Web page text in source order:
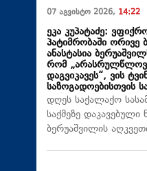
07 აგვისტო 2026, 14:22
ეკა კუპატაძე:
პატიმრობაში ორივე
ანასტასია
რომ
დაგვიკავეს“, ვის
საზოგადოებისთვის
დღეს საქალაქო
საქმეზე დაკავებული
ბერუაშვილის